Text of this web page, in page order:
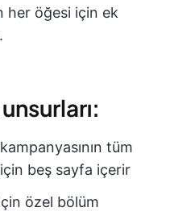
her öğesi için ek
tüm
için beş sayfa içerir
özel bölüm